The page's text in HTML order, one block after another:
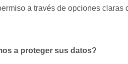
a través de opciones
a proteger sus datos?